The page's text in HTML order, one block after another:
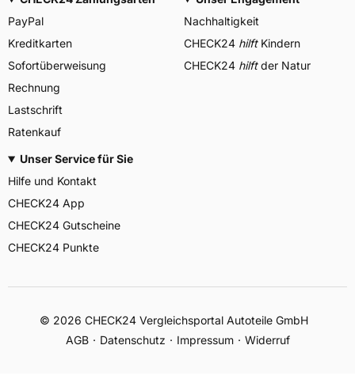
PayPal
Kreditkarten
Sofortüberweisung
Rechnung
Lastschrift
Ratenkauf
Nachhaltigkeit
CHECK24 hilftKindern
CHECK24 hilftder Natur
Unser Service für Sie
Hilfe und Kontakt
CHECK24 App
CHECK24 Gutscheine
CHECK24 Punkte
© 2026 CHECK24 Vergleichsportal Autoteile GmbH
AGB
Datenschutz Impressum Widerruf